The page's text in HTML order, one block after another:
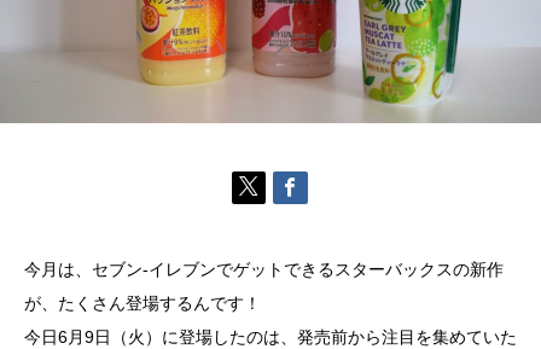
今月は、セブン-イレブンでゲットできるスターバックスの新作
が、たくさん登場するんです！
今日6月9日（火）に登場したのは、発売前から注目を集めていた